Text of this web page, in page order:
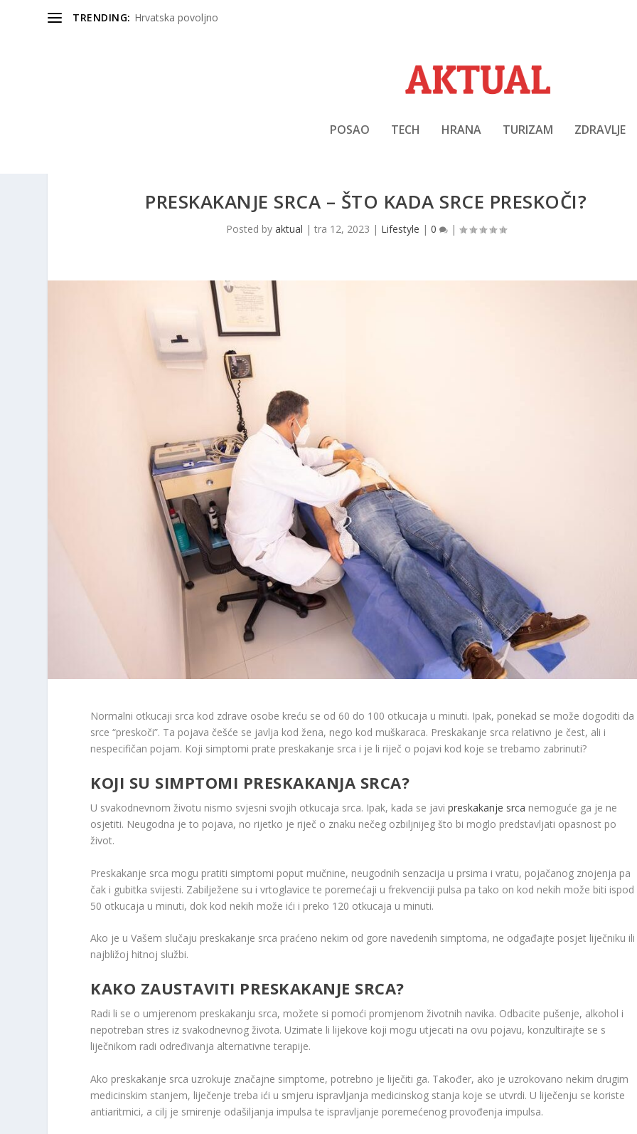
TRENDING: Hrvatska povoljno
POSAO TECH HRANA TURIZAM ZDRAVLJE
PRESKAKANJE SRCA – ŠTO KADA SRCE PRESKOČI?
Posted by aktual | tra 12, 2023 | Lifestyle | 0 |
Normalni otkucaji srca kod zdrave osobe kreću se od 60 do 100 otkucaja u minuti. Ipak, ponekad se može dogoditi da
srce “preskoči”. Ta pojava češće se javlja kod žena, nego kod muškaraca. Preskakanje srca relativno je čest, ali i
nespecifičan pojam. Koji simptomi prate preskakanje srca i je li riječ o pojavi kod koje se trebamo zabrinuti?
KOJI SU SIMPTOMI PRESKAKANJA SRCA?
U svakodnevnom životu nismo svjesni svojih otkucaja srca. Ipak, kada se javipreskakanje srca nemoguće ga je ne
osjetiti. Neugodna je to pojava, no rijetko je riječ o znaku nečeg ozbiljnijeg što bi moglo predstavljati opasnost po
život.
Preskakanje srca mogu pratiti simptomi poput mučnine, neugodnih senzacija u prsima i vratu, pojačanog znojenja pa
čak i gubitka svijesti. Zabilježene su i vrtoglavice te poremećaji u frekvenciji pulsa pa tako on kod nekih može biti ispod
50 otkucaja u minuti, dok kod nekih može ići i preko 120 otkucaja u minuti.
Ako je u Vašem slučaju preskakanje srca praćeno nekim od gore navedenih simptoma, ne odgađajte posjet liječniku ili
najbližoj hitnoj službi.
KAKO ZAUSTAVITI PRESKAKANJE SRCA?
Radi li se o umjerenom preskakanju srca, možete si pomoći promjenom životnih navika. Odbacite pušenje, alkohol i
nepotreban stres iz svakodnevnog života. Uzimate li lijekove koji mogu utjecati na ovu pojavu, konzultirajte se s
liječnikom radi određivanja alternativne terapije.
Ako preskakanje srca uzrokuje značajne simptome, potrebno je liječiti ga. Također, ako je uzrokovano nekim drugim
medicinskim stanjem, liječenje treba ići u smjeru ispravljanja medicinskog stanja koje se utvrdi. U liječenju se koriste
antiaritmici, a cilj je smirenje odašiljanja impulsa te ispravljanje poremećenog provođenja impulsa.